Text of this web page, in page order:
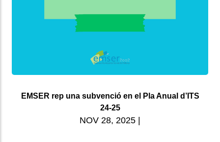
EMSER rep una subvenció en el Pla Anual d’ITS
24-25
NOV 28, 2025